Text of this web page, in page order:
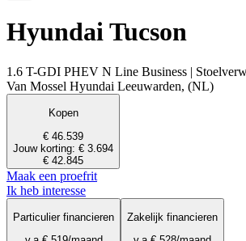
Hyundai Tucson
1.6 T-GDI PHEV N Line Business |
Van Mossel Hyundai Leeuwarden, (NL)
Kopen
€ 46.539
Jouw korting: € 3.694
€ 42.845
Maak een proefrit
Ik heb interesse
Particulier financieren
Zakelijk financieren